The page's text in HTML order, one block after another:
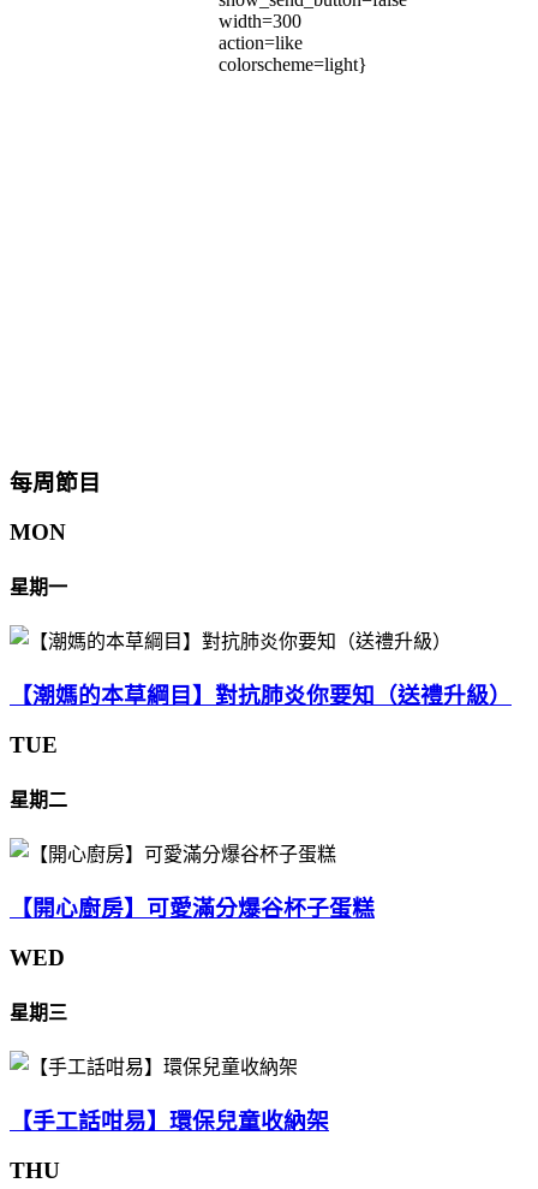
width=300
action=like
colorscheme=light}
每周節目
MON
星期一
【潮媽的本草綱目】對抗肺炎你要知（送禮升級）
TUE
星期二
【開心廚房】可愛滿分爆谷杯子蛋糕
WED
星期三
【手工話咁易】環保兒童收納架
THU